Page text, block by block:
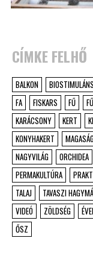
CÍMKE FELHŐ
BALKON BIOSTIMULÁNS
FA
FISKARS FŰ
KARÁCSONY
KERT
KONYHAKERT
NAGYVILÁG
ORCHIDEA
PERMAKULTÚRA
TALAJ
TAVASZI
VIDEÓ
ZÖLDSÉG
ŐSZ